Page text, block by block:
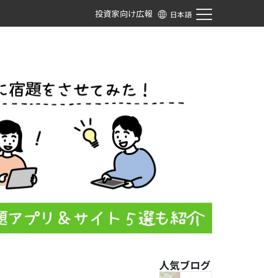
投資家向け広報 日本語
人気ブログ